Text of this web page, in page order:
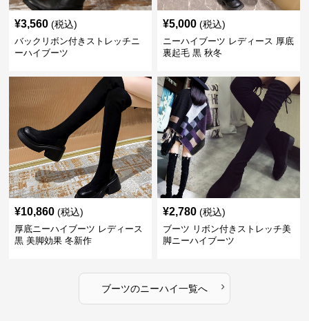
¥3,560 (税込)
バックリボン付きストレッチニ
ーハイブーツ
¥5,000 (税込)
ニーハイブーツ レディース 厚底
裏起毛 黒 秋冬
¥10,860 (税込)
厚底ニーハイブーツ レディース
黒 美脚効果 冬新作
¥2,780 (税込)
ブーツ リボン付きストレッチ美
脚ニーハイブーツ
ブーツのニーハイ一覧へ ›